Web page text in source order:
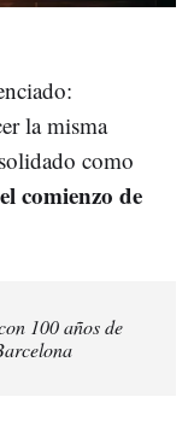
la misma
como
comienzo de
100 años de